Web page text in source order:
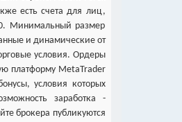
есть счета для лиц,
Минимальный размер
и динамические от
условия. Ордеры
платформу MetaTrader
условия которых
заработка -
брокера публикуются